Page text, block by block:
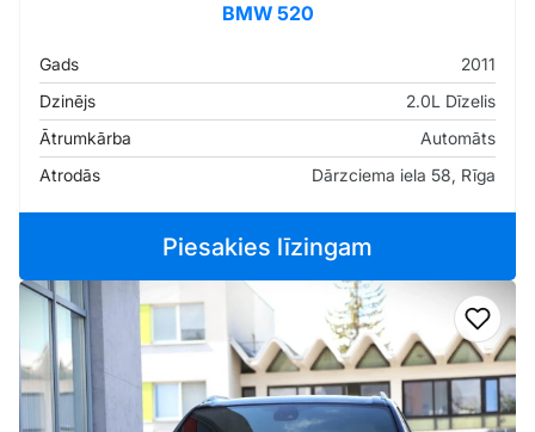
BMW 520
Gads
2011
Dzinējs
2.0L Dīzelis
Ātrumkārba
Automāts
Atrodās
Dārzciema iela 58, Rīga
Piesakies līzingam